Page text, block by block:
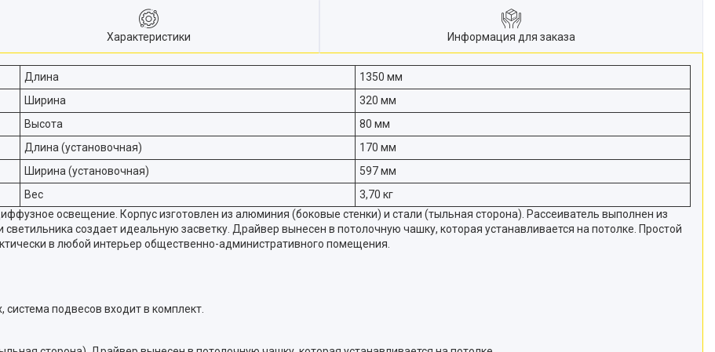
Характеристики Информация для заказа
Длина
1350 мм
Ширина
320 мм
Высота
80 мм
Длина (установочная)
170 мм
Ширина (установочная)
597 мм
Вес
3,70 кг
освещение. Корпус изготовлен из алюминия (боковые стенки) и стали (тыльная сторона). Рассеиватель выполнен из
создает идеальную засветку. Драйвер вынесен в потолочную чашку, которая устанавливается на потолке. Простой
в любой интерьер общественно-административного помещения.
подвесов входит в комплект.